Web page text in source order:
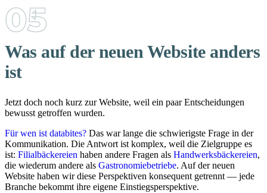
Was auf der neuen Website anders
ist
Jetzt doch noch kurz zur Website, weil ein paar Entscheidungen
bewusst getroffen wurden.
Für wen ist databites? Das war lange die schwierigste Frage in der
Kommunikation. Die Antwort ist komplex, weil die Zielgruppe es
ist: Filialbäckereien haben andere Fragen als Handwerksbäckereien,
die wiederum andere als Gastronomiebetriebe. Auf der neuen
Website haben wir diese Perspektiven konsequent getrennt — jede
Branche bekommt ihre eigene Einstiegsperspektive.